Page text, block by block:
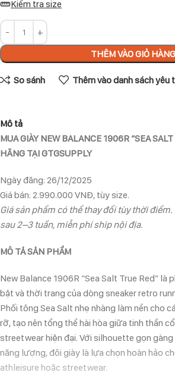
Kiểm tra size
THÊM VÀO GIỎ HÀNG
So sánh Thêm vào danh sách yêu
Mô tả
MUA GIÀY NEW BALANCE 1906R “SEA
HÃNG TẠI GTGSUPPLY
Ngày đăng: 26/12/2025
Giá bán: 2.990.000 VNĐ, tùy size.
Giá sản phẩm có thể thay đổi tùy thời
sau 2–3 tuần, miễn phí ship nội địa.
MÔ TẢ SẢN PHẨM
New Balance 1906R “Sea Salt True Red” là
bật và thời trang của dòng sneaker retro
Phối tông Sea Salt nhẹ nhàng làm nền cho
rỡ, tạo nên tổng thể hài hòa giữa tinh thần
streetwear hiện đại. Với silhouette gọn
năng lượng, đôi giày là lựa chọn hoàn hảo
athleisure hoặc streetwear.